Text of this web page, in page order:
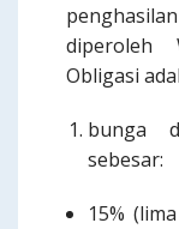
diperoleh
Obligasi
bunga
sebesar:
15%